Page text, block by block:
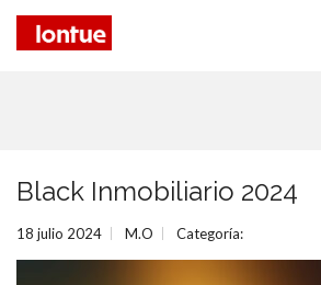
Black Inmobiliario 2024
18 julio 2024 M.O Categoría: